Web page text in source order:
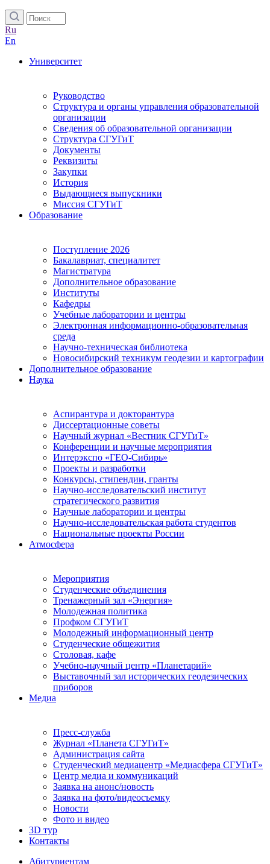
Ru
En
Университет
Руководство
Структура и органы управления образовательной
организации
Сведения об образовательной организации
Структура СГУГиТ
Документы
Реквизиты
Закупки
История
Выдающиеся выпускники
Миссия СГУГиТ
Образование
Поступление 2026
Бакалавриат, специалитет
Магистратура
Дополнительное образование
Институты
Кафедры
Учебные лаборатории и центры
Электронная информационно-образовательная
среда
Научно-техническая библиотека
Новосибирский техникум геодезии и картографии
Дополнительное образование
Наука
Аспирантура и докторантура
Диссертационные советы
Научный журнал «Вестник СГУГиТ»
Конференции и научные мероприятия
Интерэкспо «ГЕО-Сибирь»
Проекты и разработки
Конкурсы, стипендии, гранты
Научно-исследовательский институт
стратегического развития
Научные лаборатории и центры
Научно-исследовательская работа студентов
Национальные проекты России
Атмосфера
Мероприятия
Студенческие объединения
Тренажерный зал «Энергия»
Молодежная политика
Профком СГУГиТ
Молодежный информационный центр
Студенческие общежития
Столовая, кафе
Учебно-научный центр «Планетарий»
Выставочный зал исторических геодезических
приборов
Медиа
Пресс-служба
Журнал «Планета СГУГиТ»
Администрация сайта
Студенческий медиацентр «Медиасфера СГУГиТ»
Центр медиа и коммуникаций
Заявка на анонс/новость
Заявка на фото/видеосъемку
Новости
Фото и видео
3D тур
Контакты
Абитуриентам